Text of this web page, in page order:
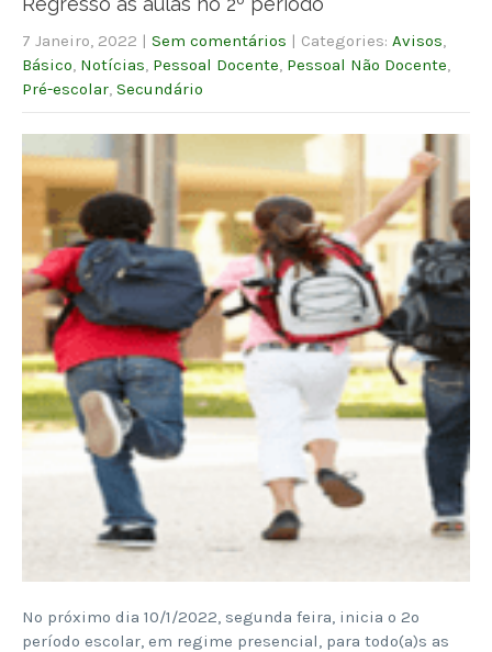
7 Janeiro, 2022 | Sem comentários | Categories: Avisos
Básico Notícias Pessoal Docente Pessoal Não Docente
Pré-escolar Secundário
No próximo dia 10/1/2022, segunda feira, inicia o 2º
período escolar, em regime presencial, para todo(a)s as